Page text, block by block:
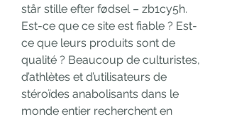
står stille efter fødsel – zb1cy5h.
Est-ce que ce site est fiable ? Est-
ce que leurs produits sont de
qualité ? Beaucoup de culturistes,
d’athlètes et d’utilisateurs de
stéroïdes anabolisants dans le
monde entier recherchent en